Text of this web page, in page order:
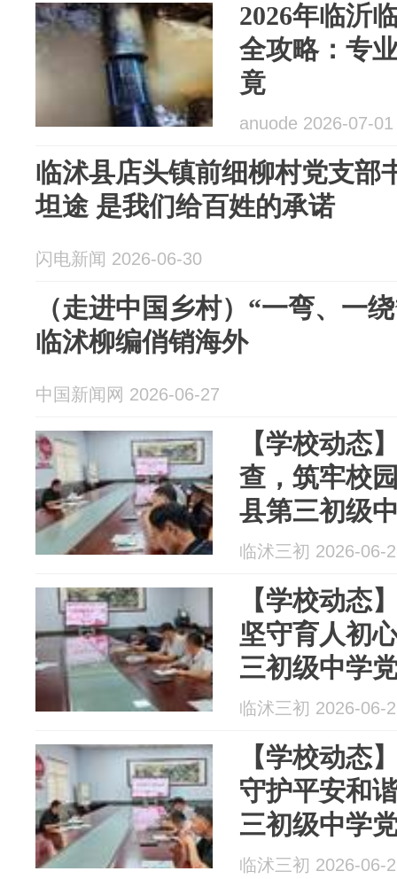
2026年临沂
全攻略：专
竟
anuode 2026-07-01
临沭县店头镇前细柳村党支部
坦途 是我们给百姓的承诺
闪电新闻 2026-06-30
（走进中国乡村）“一弯、一
临沭柳编俏销海外
中国新闻网 2026-06-27
【学校动态
查，筑牢校
县第三初级
隐患大排查
临沭三初 2026-06-
【学校动态
坚守育人初
三初级中学
教育主题党
临沭三初 2026-06-
【学校动态
守护平安和
三初级中学
月主题党日
临沭三初 2026-06-